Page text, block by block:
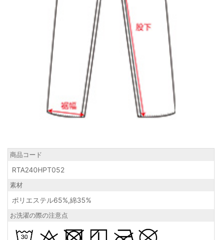
商品コード
RTA240HPT052
素材
ポリエステル65%,綿35%
お洗濯の際の注意点